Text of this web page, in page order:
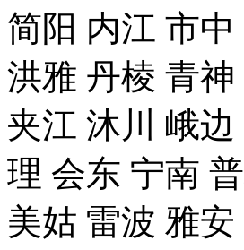
简阳 内江 市
洪雅 丹棱 青
夹江 沐川 峨
理 会东 宁南
美姑 雷波 雅